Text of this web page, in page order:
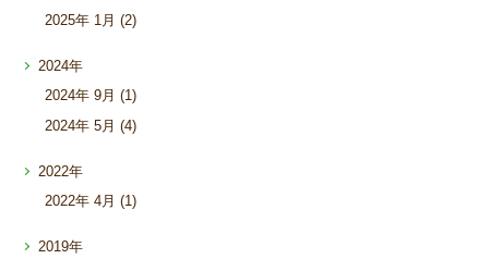
2025年 1月 (2)
2024年
2024年 9月 (1)
2024年 5月 (4)
2022年
2022年 4月 (1)
2019年